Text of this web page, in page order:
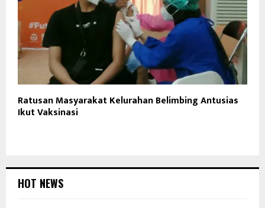
Ratusan Masyarakat Kelurahan Belimbing Antusias
Ikut Vaksinasi
HOT NEWS